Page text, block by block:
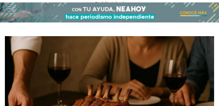
- Publicidad -
Carré de cerdo tierno y jugoso: cómo lograr el punto exacto sin
secarlo